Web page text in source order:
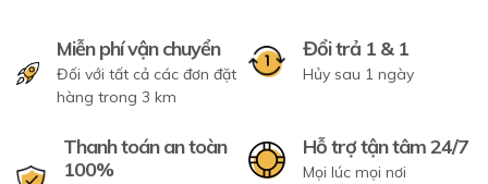
Miễn phí vận chuyển
Đối với tất cả các đơn đặt
hàng trong 3 km
Đổi trả 1 & 1
Hủy sau 1 ngày
Thanh toán an toàn
100%
Hỗ trợ tận tâm 24/7
Mọi lúc mọi nơi